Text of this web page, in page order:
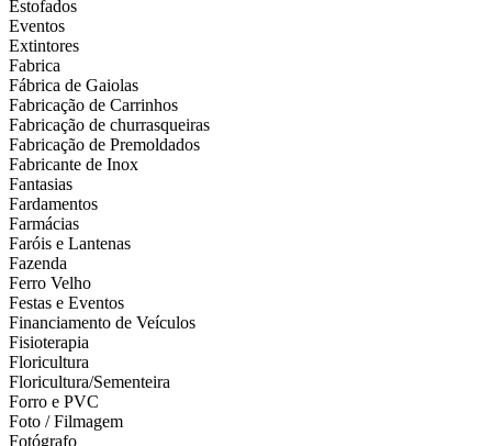
Estofados
Eventos
Extintores
Fabrica
Fábrica de Gaiolas
Fabricação de Carrinhos
Fabricação de churrasqueiras
Fabricação de Premoldados
Fabricante de Inox
Fantasias
Fardamentos
Farmácias
Faróis e Lantenas
Fazenda
Ferro Velho
Festas e Eventos
Financiamento de Veículos
Fisioterapia
Floricultura
Floricultura/Sementeira
Forro e PVC
Foto / Filmagem
Fotógrafo